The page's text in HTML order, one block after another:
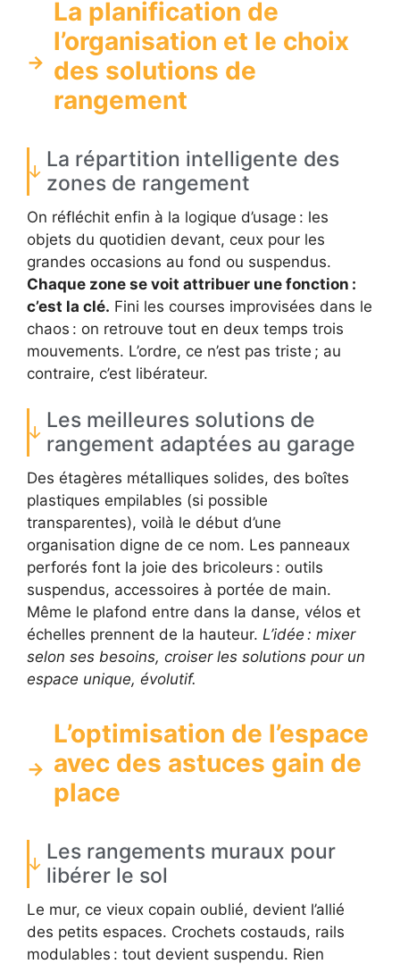
La planification de
l’organisation et le choix
des solutions de
rangement
La répartition intelligente des
zones de rangement
On réfléchit enfin à la logique d’usage : les
objets du quotidien devant, ceux pour les
grandes occasions au fond ou suspendus.
Chaque zone se voit attribuer une fonction :
c’est la clé. Fini les courses improvisées dans le
chaos : on retrouve tout en deux temps trois
mouvements. L’ordre, ce n’est pas triste ; au
contraire, c’est libérateur.
Les meilleures solutions de
rangement adaptées au garage
Des étagères métalliques solides, des boîtes
plastiques empilables (si possible
transparentes), voilà le début d’une
organisation digne de ce nom. Les panneaux
perforés font la joie des bricoleurs : outils
suspendus, accessoires à portée de main.
Même le plafond entre dans la danse, vélos et
échelles prennent de la hauteur. L’idée : mixer
selon ses besoins, croiser les solutions pour un
espace unique, évolutif.
L’optimisation de l’espace
avec des astuces gain de
place
Les rangements muraux pour
libérer le sol
Le mur, ce vieux copain oublié, devient l’allié
des petits espaces. Crochets costauds, rails
modulables : tout devient suspendu. Rien